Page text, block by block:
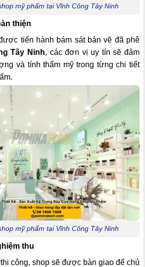
mỹ phẩm tại Vĩnh Công Tây Ninh
thiện
tiến hành bám sát bản vẽ đã phê
Tây Ninh, các đơn vị uy tín sẽ đảm
và tính thẩm mỹ trong từng chi tiết
mỹ phẩm tại Vĩnh Công Tây Ninh
thu
công, shop sẽ được bàn giao để chủ